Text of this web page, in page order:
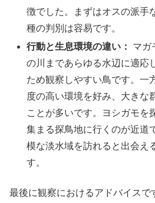
徴でした。まずはオスの派手
種の判別は容易です。
行動と生息環境の違い：
マガ
の川まであらゆる水辺に適応
ため観察しやすい鳥です。一
度の高い環境を好み、大きな
ことが多いです。ヨシガモを
集まる探鳥地に行くのが近道
模な淡水域を訪れると出会え
す。
最後に観察におけるアドバイスで